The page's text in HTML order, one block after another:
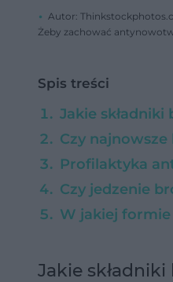
Autor:
Żeby zachować
Spis treści
Jakie składniki
Czy
Profilaktyka
Czy jedzenie
W jakiej formie
Jakie składniki